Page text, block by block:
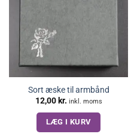
Sort æske til armbånd
12,00 kr. inkl. moms
LÆG I KURV